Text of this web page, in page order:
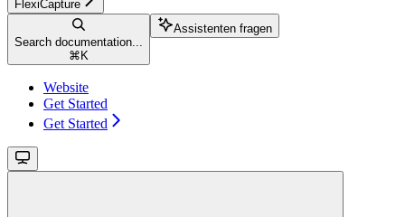
FlexiCapture
Search documentation...
⌘ K
Assistenten fragen
Website
Get Started
Get Started